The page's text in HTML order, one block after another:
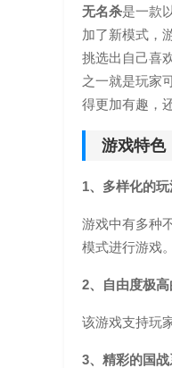
无名杀是一款
加了新模式，
挑选出自己喜
之一就是玩家
得更加有趣，
游戏特色
1、多样化的
游戏中有多种
模式进行游戏。
2、自由度极
该游戏支持玩
3、精彩的国